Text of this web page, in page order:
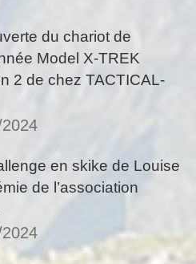
du chariot de
Model X-TREK
2 de chez TACTICAL-
en skike de Louise
de l’association